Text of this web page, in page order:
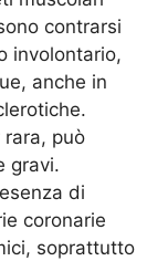
contrarsi
involontario,
anche in
rara, può
gravi.
di
coronarie
soprattutto